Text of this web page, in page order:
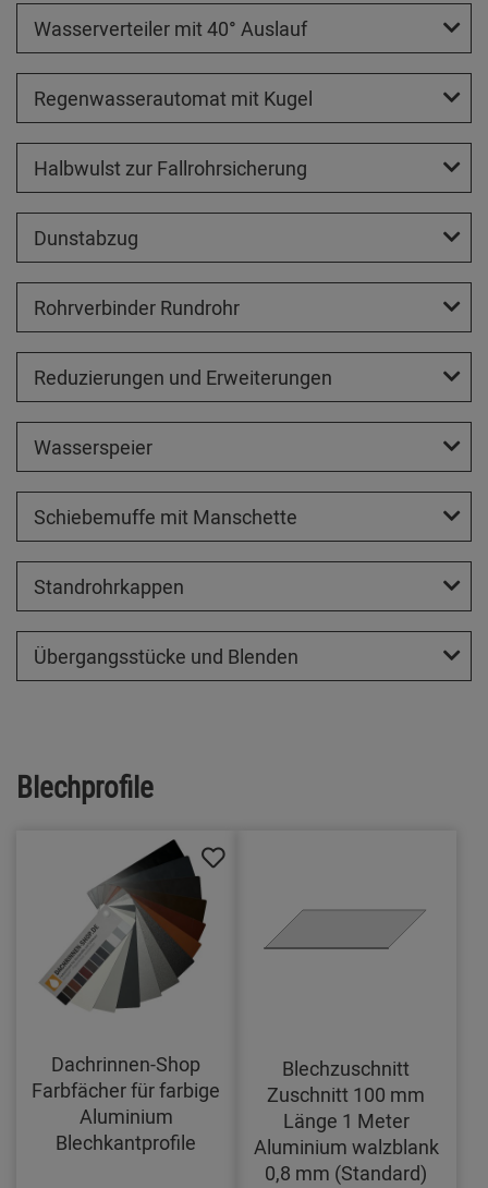
Wasserverteiler mit 40° Auslauf
Regenwasserautomat mit Kugel
Halbwulst zur Fallrohrsicherung
Dunstabzug
Rohrverbinder Rundrohr
Reduzierungen und Erweiterungen
Wasserspeier
Schiebemuffe mit Manschette
Standrohrkappen
Übergangsstücke und Blenden
Blechprofile
Dachrinnen-Shop
Farbfächer für farbige
Aluminium
Blechkantprofile
Blechzuschnitt
Zuschnitt 100 mm
Länge 1 Meter
Aluminium walzblank
0,8 mm (Standard)